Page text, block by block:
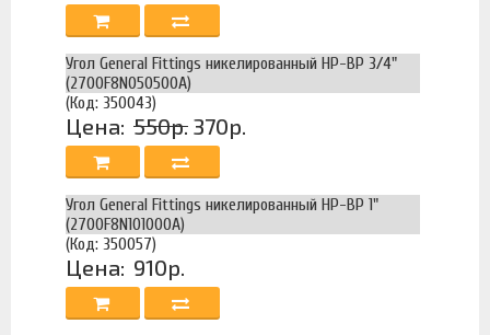
Угол General Fittings никелированный НР-ВР 3/4"
(2700F8N050500A)
(Код: 350043)
Цена: 550р. 370р.
Угол General Fittings никелированный НР-ВР 1"
(2700F8N101000A)
(Код: 350057)
Цена: 910р.